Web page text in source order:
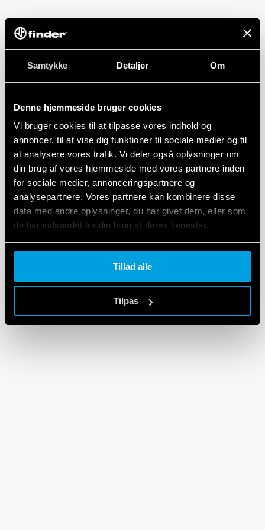
Samtykke Detaljer Om
Denne hjemmeside bruger cookies
Vi bruger cookies til at tilpasse vores indhold og
annoncer, til at vise dig funktioner til sociale medier og til
at analysere vores trafik. Vi deler også oplysninger om
din brug af vores hjemmeside med vores partnere inden
for sociale medier, annonceringspartnere og
analysepartnere. Vores partnere kan kombinere disse
data med andre oplysninger, du har givet dem, eller som
de har indsamlet fra din brug af deres tjenester.
Cookie policy.
Tillad alle
Tilpas
EURASIAN CONFORMITY (EAC)
UL RECOGNIZED